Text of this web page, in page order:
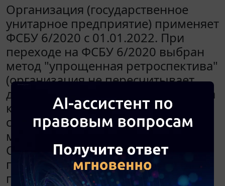
Организация (государственное
унитарное предприятие) применяет
ФСБУ 6/2020 с 01.01.2022. При
переходе на ФСБУ 6/2020 выбран
метод "упрощенная ретроспектива"
(организация не пересчитывает
данные за все прошлые периоды, а
корректирует балансовую
стоимость основных средств). До
момента перехода на новый
Стандарт собственником
предприятия (администрацией)
передавались основные средства в